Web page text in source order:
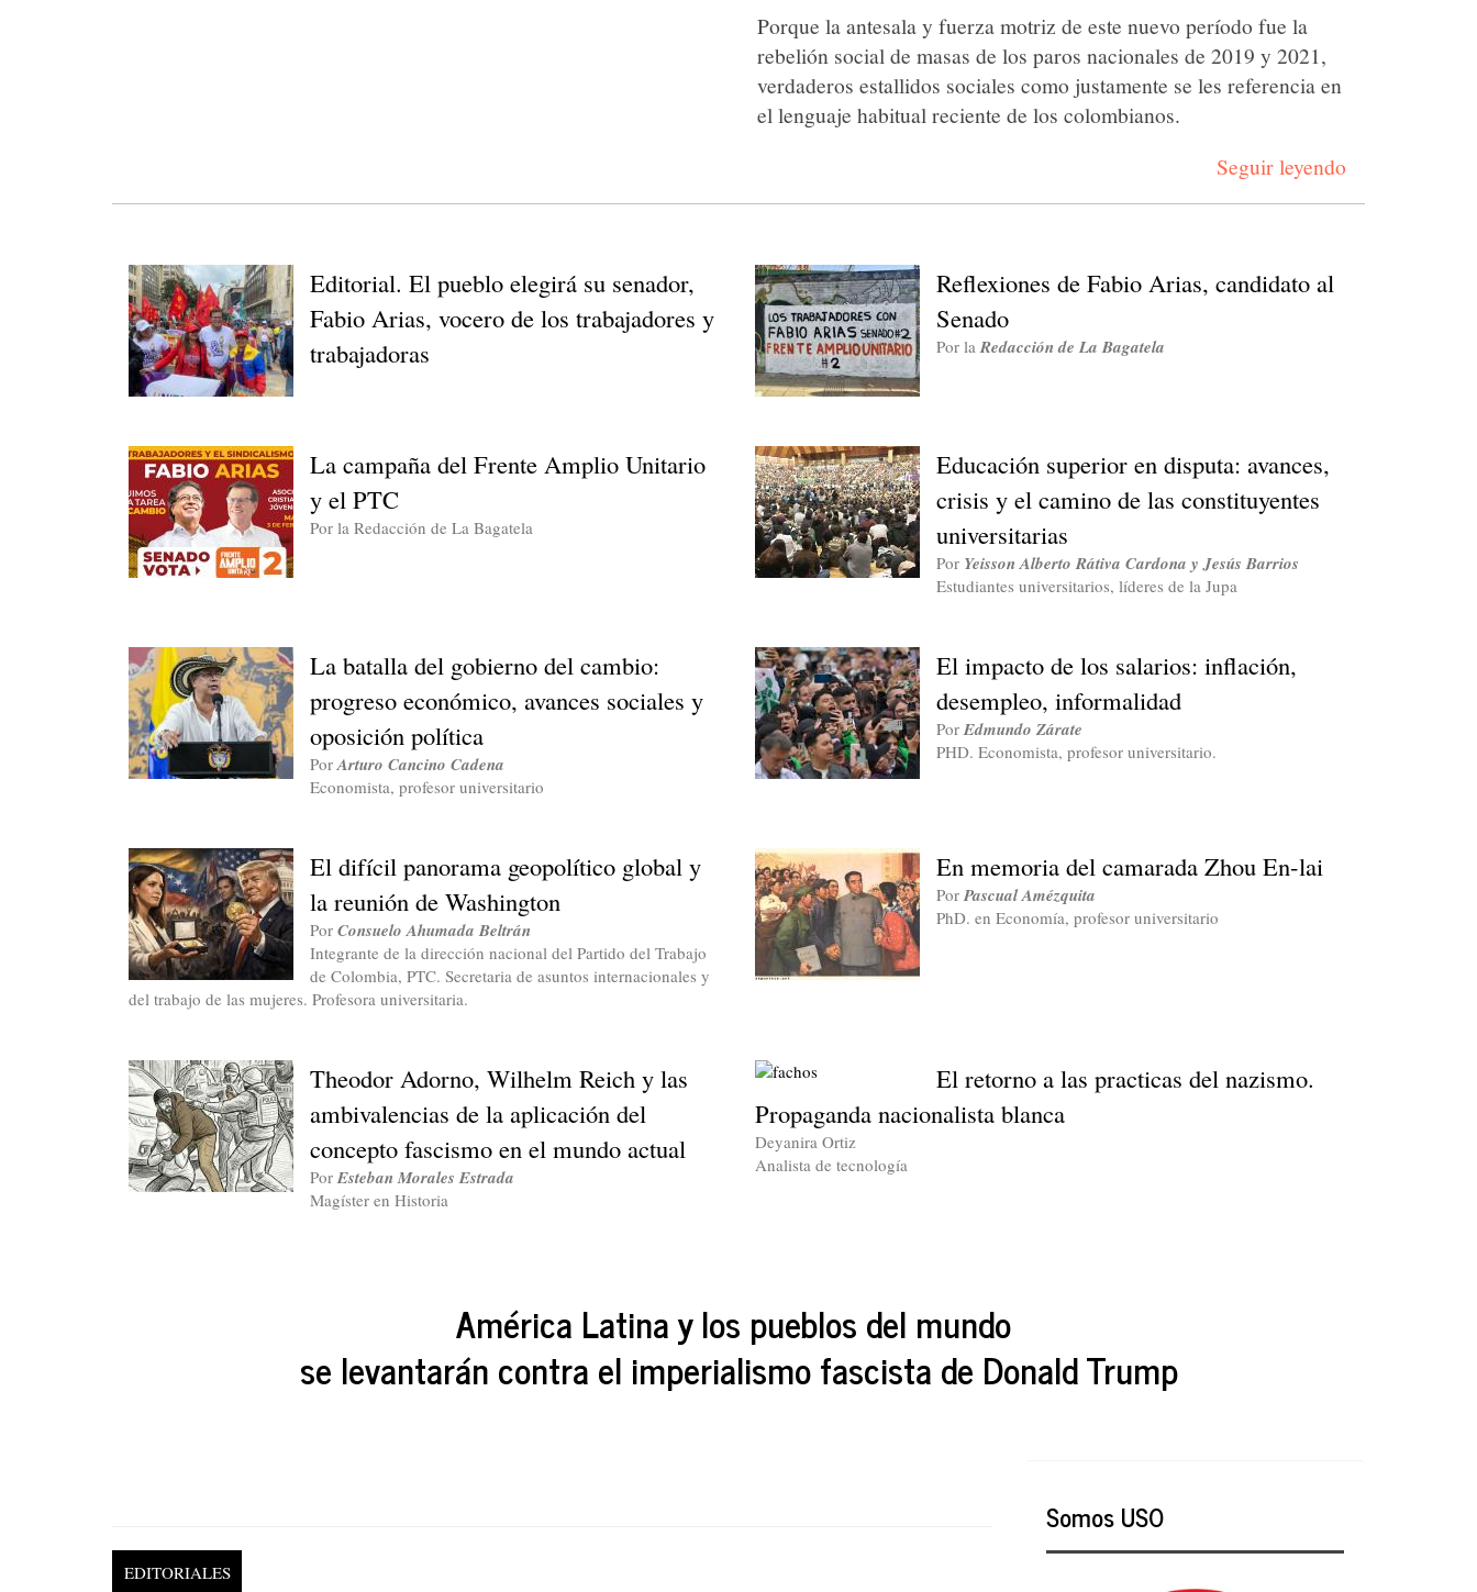
Porque la antesala y fuerza motriz de este nuevo período fue la
rebelión social de masas de los paros nacionales de 2019 y 2021,
verdaderos estallidos sociales como justamente se les referencia en
el lenguaje habitual reciente de los colombianos.
Seguir leyendo
Editorial. El pueblo elegirá su senador,
Fabio Arias, vocero de los trabajadores y
trabajadoras
Reflexiones de Fabio Arias, candidato al
Senado
Por la Redacción de La Bagatela
La campaña del Frente Amplio Unitario
y el PTC
Por la Redacción de La Bagatela
Educación superior en disputa: avances,
crisis y el camino de las constituyentes
universitarias
Por Yeisson Alberto Rátiva Cardona y Jesús Barrios
Estudiantes universitarios, líderes de la Jupa
La batalla del gobierno del cambio:
progreso económico, avances sociales y
oposición política
Por Arturo Cancino Cadena
Economista, profesor universitario
El impacto de los salarios: inflación,
desempleo, informalidad
Por Edmundo Zárate
PHD. Economista, profesor universitario.
El difícil panorama geopolítico global y
la reunión de Washington
Por Consuelo Ahumada Beltrán
Integrante de la dirección nacional del Partido del Trabajo
de Colombia, PTC. Secretaria de asuntos internacionales y
del trabajo de las mujeres. Profesora universitaria.
En memoria del camarada Zhou En-lai
Por Pascual Amézquita
PhD. en Economía, profesor universitario
Theodor Adorno, Wilhelm Reich y las
ambivalencias de la aplicación del
concepto fascismo en el mundo actual
Por Esteban Morales Estrada
Magíster en Historia
El retorno a las practicas del nazismo.
Propaganda nacionalista blanca
Deyanira Ortiz
Analista de tecnología
América Latina y los pueblos del mundo
se levantarán contra el imperialismo fascista de Donald Trump
EDITORIALES
Somos USO